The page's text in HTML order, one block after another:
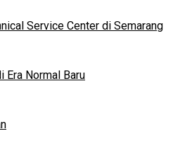
Service Center di Semarang
Era Normal Baru